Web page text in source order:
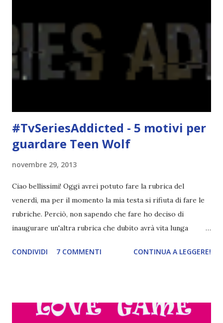
dentro Hazel. Al funerale con sorpresa della ragazza si
presenta Peter Van Houten, lì per spiegarle la fine del suo
libro al quale ormai Hazel non è più interessata. Ma in un
modo o nell'altro Peter gliela racconta, rivelando
#TvSeriesAddicted - 5 motivi per
guardare Teen Wolf
novembre 29, 2013
Ciao bellissimi! Oggi avrei potuto fare la rubrica del
venerdì, ma per il momento la mia testa si rifiuta di fare le
rubriche. Perciò, non sapendo che fare ho deciso di
inaugurare un'altra rubrica che dubito avrà vita lunga
scoccia o quando non ho voglia di fare un cacchio . Come
salvi chi può. La rubrica è nata soprattutto per il mio
CONDIVIDI 7 COMMENTI CONTINUA A LEGGERE!